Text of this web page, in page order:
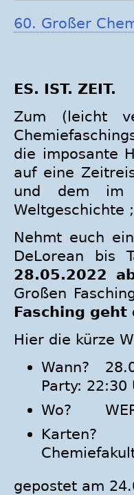
60. Großer
ES. IST. ZEIT.
Zum (leicht
die imposante
auf eine
und dem im
Weltgeschichte
Nehmt euch
DeLorean bis
28.05.2022
Großen
Fasching
Hier die kürze
Wann?
Party: 22:30
Wo?
Karten?
gepostet am